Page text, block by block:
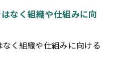
なく組織や仕組みに向
なく組織や仕組みに向ける